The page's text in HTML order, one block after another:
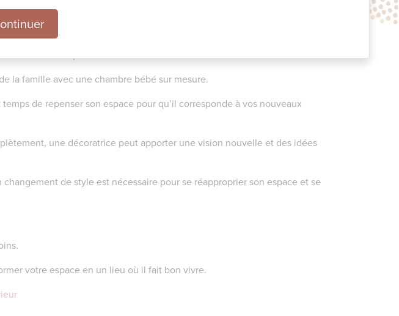
où commencer ? Voici quelques situations parfaites pour solliciter les
booster votre productivité.
la famille avec une chambre bébé sur mesure.
de repenser son espace pour qu’il corresponde à vos nouveaux
une décoratrice peut apporter une vision nouvelle et des idées
de style est nécessaire pour se réapproprier son espace et se
votre espace en un lieu où il fait bon vivre.